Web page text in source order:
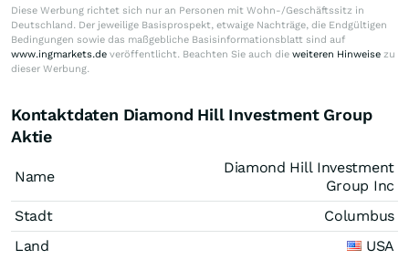
Diese Werbung richtet sich nur an Personen mit Wohn-/Geschäftssitz in
Deutschland. Der jeweilige Basisprospekt, etwaige Nachträge, die Endgültigen
Bedingungen sowie das maßgebliche Basisinformationsblatt sind auf
www.ingmarkets.de veröffentlicht. Beachten Sie auch die weiteren Hinweise zu
dieser Werbung.
Kontaktdaten Diamond Hill Investment Group
Aktie
Name
Diamond Hill Investment
Group Inc
Stadt
Columbus
Land
USA